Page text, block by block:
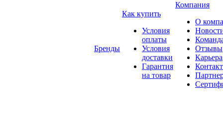
Бренды
Как купить
Условия
оплаты
Условия
доставки
Гарантия
на товар
Компания
О
Отзывы
Карьера